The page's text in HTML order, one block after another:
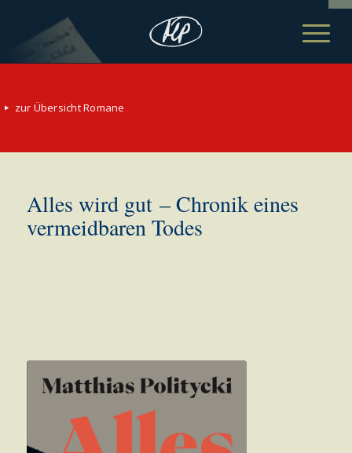
zur Übersicht Romane
Alles wird gut – Chronik eines
vermeidbaren Todes